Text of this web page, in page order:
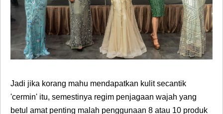
Jadi jika korang mahu mendapatkan kulit secantik
'cermin' itu, semestinya regim penjagaan wajah yang
betul amat penting malah penggunaan 8 atau 10 produk